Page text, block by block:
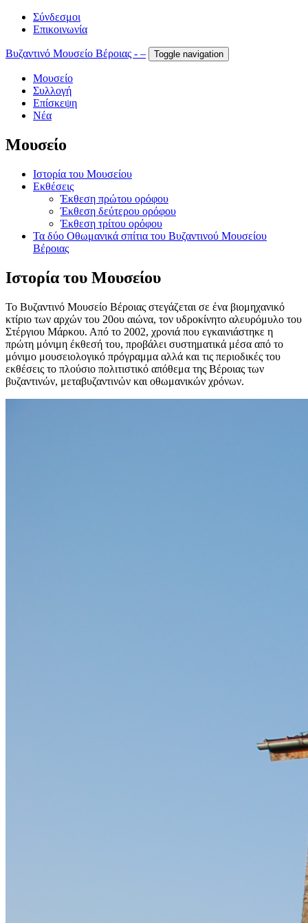
Σύνδεσμοι
Επικοινωνία
Βυζαντινό Μουσείο Βέροιας - – Toggle navigation
Μουσείο
Συλλογή
Επίσκεψη
Νέα
Μουσείο
Ιστορία του Μουσείου
Εκθέσεις
Έκθεση πρώτου ορόφου
Έκθεση δεύτερου ορόφου
Έκθεση τρίτου ορόφου
Τα δύο Οθωμανικά σπίτια του Βυζαντινού Μουσείου
Βέροιας
Ιστορία του Μουσείου
Το Βυζαντινό Μουσείο Βέροιας στεγάζεται σε ένα βιομηχανικό
κτίριο των αρχών του 20ου αιώνα, τον υδροκίνητο αλευρόμυλο του
Στέργιου Μάρκου. Από το 2002, χρονιά που εγκαινιάστηκε η
πρώτη μόνιμη έκθεσή του, προβάλει συστηματικά μέσα από το
μόνιμο μουσειολογικό πρόγραμμα αλλά και τις περιοδικές του
εκθέσεις το πλούσιο πολιτιστικό απόθεμα της Βέροιας των
βυζαντινών, μεταβυζαντινών και οθωμανικών χρόνων.